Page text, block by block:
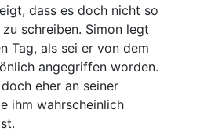
dass es doch nicht so
schreiben. Simon legt
Tag, als sei er von dem
angegriffen worden.
eher an seiner
ihm wahrscheinlich